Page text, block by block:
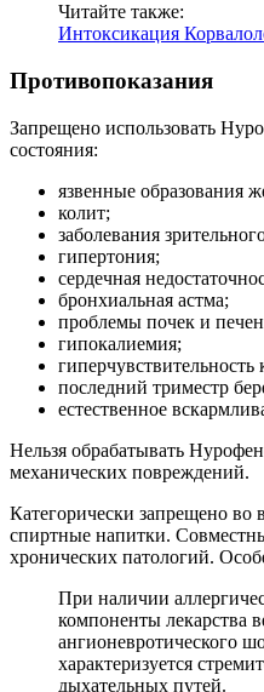
Читайте также:
Интоксикация
Противопоказания
Запрещено использовать
состояния:
язвенные образования
колит;
заболевания
гипертония;
сердечная
бронхиальная астма;
проблемы почек и
гипокалиемия;
гиперчувствительность
последний триместр
естественное
Нельзя обрабатывать
механических повреждений.
Категорически запрещено во
спиртные напитки.
хронических патологий.
При наличии
компоненты лекарства
ангионевротического
характеризуется
дыхательных путей.